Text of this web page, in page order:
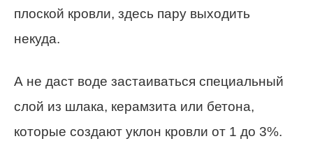
плоской кровли, здесь пару выходить
некуда.
А не даст воде застаиваться специальный
слой из шлака, керамзита или бетона,
которые создают уклон кровли от 1 до 3%.